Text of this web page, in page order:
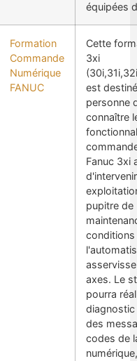
équipées
Formation
Commande
Numérique
FANUC
Cette
3xi
est
personne
connaître
Fanuc 3xi
pupitre de
conditions
axes. Le
pourra
diagnostic
des
codes de